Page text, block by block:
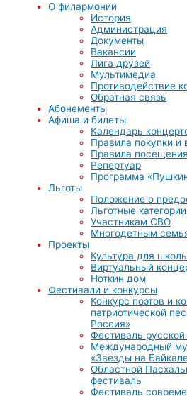
О филармонии
История
Администрация
Документы
Вакансии
Лига друзей
Мультимедиа
Противодействие
Обратная связь
Абонементы
Афиша и билеты
Календарь
Правила покупки и
Правила
Репертуар
Программа
Льготы
Положение о
Льготные категории
Участникам СВО
Многодетным
Проекты
Культура для
Виртуальный
Ноткин дом
Фестивали и конкурсы
Конкурс поэтов и
патриотической
Россия»
Фестиваль
Международный
«Звезды на
Областной
фестиваль
Фестиваль